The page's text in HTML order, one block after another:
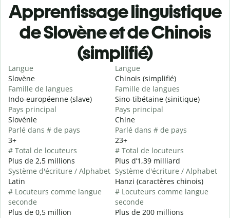
Apprentissage linguistique
de Slovène et de Chinois
(simplifié)
Langue
Slovène
Famille de langues
Indo-européenne (slave)
Pays principal
Slovénie
Parlé dans # de pays
3+
# Total de locuteurs
Plus de 2,5 millions
Système d'écriture / Alphabet
Latin
# Locuteurs comme langue
seconde
Plus de 0,5 million
Langue
Chinois (simplifié)
Famille de langues
Sino-tibétaine (sinitique)
Pays principal
Chine
Parlé dans # de pays
23+
# Total de locuteurs
Plus d’1,39 milliard
Système d'écriture / Alphabet
Hanzi (caractères chinois)
# Locuteurs comme langue
seconde
Plus de 200 millions